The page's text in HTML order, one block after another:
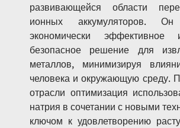
развивающейся области
ионных аккумуляторов. Он
экономически эффективное
безопасное решение для
металлов, минимизируя
человека и окружающую среду.
отрасли оптимизация
натрия в сочетании с новыми
ключом к удовлетворению